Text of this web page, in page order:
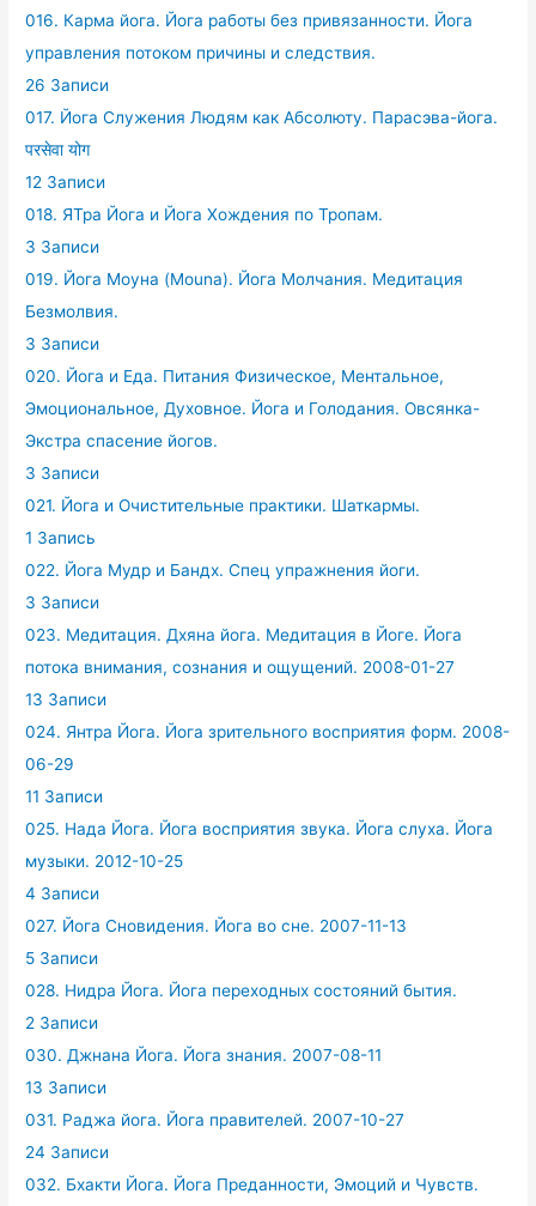
016. Карма йога. Йога работы без привязанности. Йога
управления потоком причины и следствия.
26 Записи
017. Йога Служения Людям как Абсолюту. Парасэва-йога.
परसेवा योग
12 Записи
018. ЯТра Йога и Йога Хождения по Тропам.
3 Записи
019. Йога Моуна (Mouna). Йога Молчания. Медитация
Безмолвия.
3 Записи
020. Йога и Еда. Питания Физическое, Ментальное,
Эмоциональное, Духовное. Йога и Голодания. Овсянка-
Экстра спасение йогов.
3 Записи
021. Йога и Очистительные практики. Шаткармы.
1 Запись
022. Йога Мудр и Бандх. Спец упражнения йоги.
3 Записи
023. Медитация. Дхяна йога. Медитация в Йоге. Йога
потока внимания, сознания и ощущений. 2008-01-27
13 Записи
024. Янтра Йога. Йога зрительного восприятия форм. 2008-
06-29
11 Записи
025. Нада Йога. Йога восприятия звука. Йога слуха. Йога
музыки. 2012-10-25
4 Записи
027. Йога Сновидения. Йога во сне. 2007-11-13
5 Записи
028. Нидра Йога. Йога переходных состояний бытия.
2 Записи
030. Джнана Йога. Йога знания. 2007-08-11
13 Записи
031. Раджа йога. Йога правителей. 2007-10-27
24 Записи
032. Бхакти Йога. Йога Преданности, Эмоций и Чувств.